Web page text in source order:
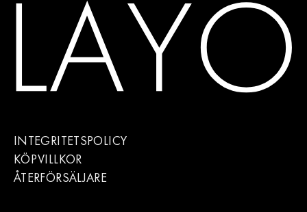
INTEGRITETSPOLICY
KÖPVILLKOR
ÅTERFÖRSÄLJARE